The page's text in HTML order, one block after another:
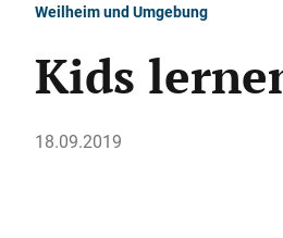
Weilheim und Umgebung
Kids
18.09.2019